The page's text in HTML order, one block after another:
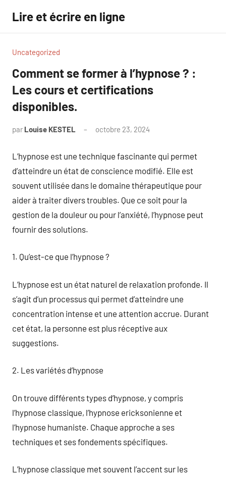
contenu
Lire et écrire en ligne
Uncategorized
Comment se former à l’hypnose ? :
Les cours et certifications
disponibles.
par Louise KESTEL octobre 23, 2024
L’hypnose est une technique fascinante qui permet
d’atteindre un état de conscience modifié. Elle est
souvent utilisée dans le domaine thérapeutique pour
aider à traiter divers troubles. Que ce soit pour la
gestion de la douleur ou pour l’anxiété, l’hypnose peut
fournir des solutions.
1. Qu’est-ce que l’hypnose ?
L’hypnose est un état naturel de relaxation profonde. Il
s’agit d’un processus qui permet d’atteindre une
concentration intense et une attention accrue. Durant
cet état, la personne est plus réceptive aux
suggestions.
2. Les variétés d’hypnose
On trouve différents types d’hypnose, y compris
l’hypnose classique, l’hypnose ericksonienne et
l’hypnose humaniste. Chaque approche a ses
techniques et ses fondements spécifiques.
L’hypnose classique met souvent l’accent sur les